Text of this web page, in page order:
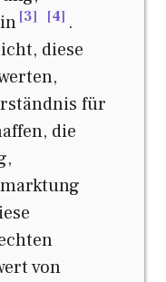
3 4 .
diese
für
die
von